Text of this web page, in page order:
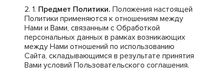
Предмет Политики. Положения настоящей
Политики применяются к отношениям между
Нами и Вами, связанным с Обработкой
персональных данных в рамках возникающих
между Нами отношений по использованию
Сайта, складывающимся в результате принятия
Вами условий Пользовательского соглашения.